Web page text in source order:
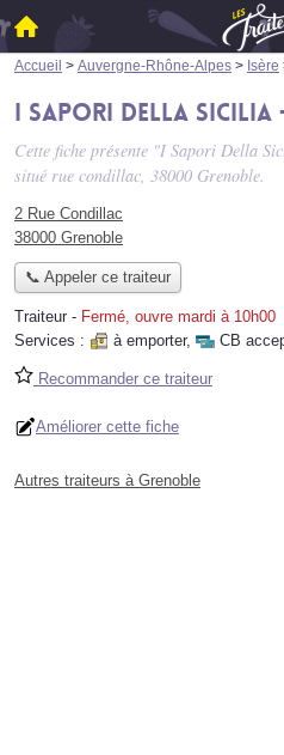
Accueil > Auvergne-Rhône-Alpes > Isère
I Sapori Della
Cette fiche présente "I Sapori Della
situé rue condillac, 38000 Grenoble.
2 Rue Condillac
38000 Grenoble
📞 Appeler ce traiteur
Traiteur - Fermé, ouvre mardi à 10h00
Services :
à emporter, CB
Recommander ce traiteur
Améliorer cette fiche
Autres traiteurs à Grenoble